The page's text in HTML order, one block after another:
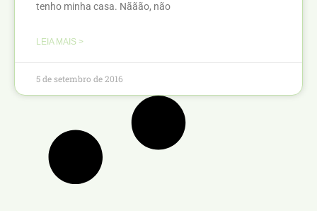
tenho minha casa. Nããão, não
LEIA MAIS >
5 de setembro de 2016